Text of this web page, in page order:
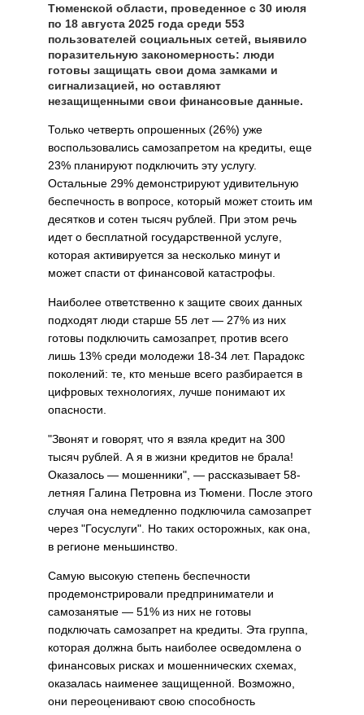
Тюменской области, проведенное с 30 июля
по 18 августа 2025 года среди 553
пользователей социальных сетей, выявило
поразительную закономерность: люди
готовы защищать свои дома замками и
сигнализацией, но оставляют
незащищенными свои финансовые данные.
Только четверть опрошенных (26%) уже
воспользовались самозапретом на кредиты, еще
23% планируют подключить эту услугу.
Остальные 29% демонстрируют удивительную
беспечность в вопросе, который может стоить им
десятков и сотен тысяч рублей. При этом речь
идет о бесплатной государственной услуге,
которая активируется за несколько минут и
может спасти от финансовой катастрофы.
Наиболее ответственно к защите своих данных
подходят люди старше 55 лет — 27% из них
готовы подключить самозапрет, против всего
лишь 13% среди молодежи 18-34 лет. Парадокс
поколений: те, кто меньше всего разбирается в
цифровых технологиях, лучше понимают их
опасности.
"Звонят и говорят, что я взяла кредит на 300
тысяч рублей. А я в жизни кредитов не брала!
Оказалось — мошенники", — рассказывает 58-
летняя Галина Петровна из Тюмени. После этого
случая она немедленно подключила самозапрет
через "Госуслуги". Но таких осторожных, как она,
в регионе меньшинство.
Самую высокую степень беспечности
продемонстрировали предприниматели и
самозанятые — 51% из них не готовы
подключать самозапрет на кредиты. Эта группа,
которая должна быть наиболее осведомлена о
финансовых рисках и мошеннических схемах,
оказалась наименее защищенной. Возможно,
они переоценивают свою способность